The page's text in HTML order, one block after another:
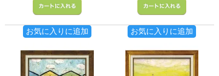
お気に入りに追加 お気に入りに追加